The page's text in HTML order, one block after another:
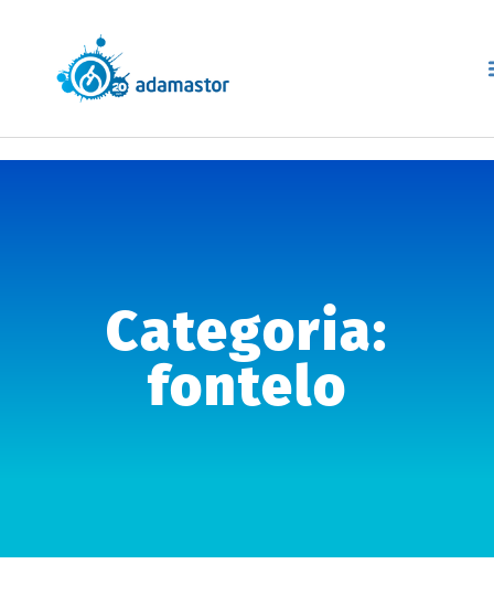
Categoria:
fontelo